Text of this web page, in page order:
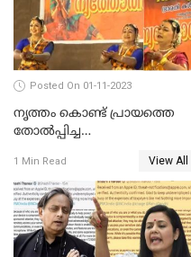
Posted On 01-11-2023
നൃത്തം കൊണ്ട് പ്രായത്തെ
തോല്‍പ്പിച്ച
അറുപത്തി ആറ്‌ അമ്മമാരുടെ
അരങ്ങേറ്റം
1 Min Read View All